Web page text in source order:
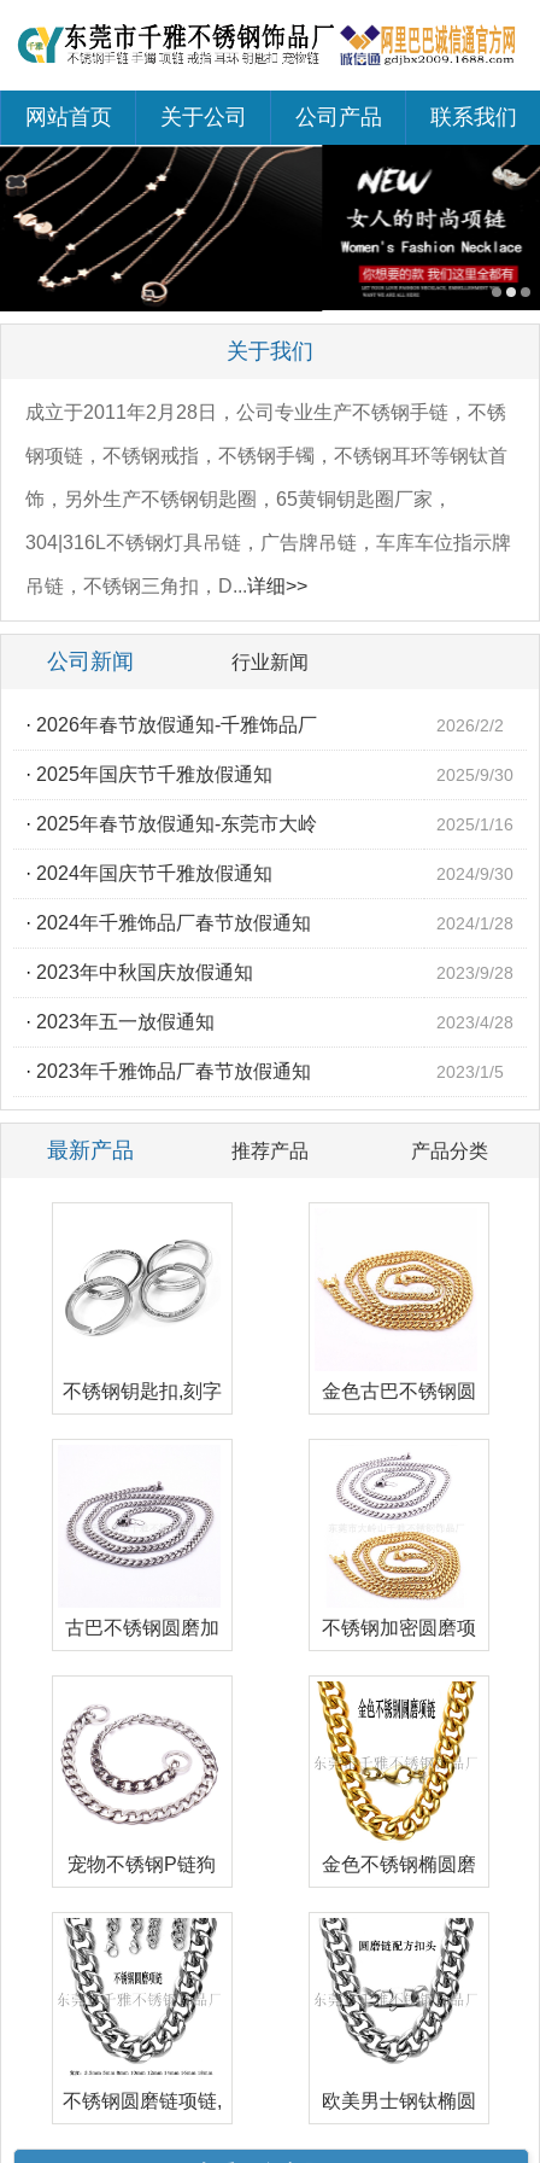
网站首页 关于公司 公司产品 联系我们
关于我们
成立于2011年2月28日，公司专业生产不锈钢手链，不锈
钢项链，不锈钢戒指，不锈钢手镯，不锈钢耳环等钢钛首
饰，另外生产不锈钢钥匙圈，65黄铜钥匙圈厂家，
304|316L不锈钢灯具吊链，广告牌吊链，车库车位指示牌
吊链，不锈钢三角扣，D...详细>>
公司新闻 行业新闻
· 2026年春节放假通知-千雅饰品厂 2026/2/2
· 2025年国庆节千雅放假通知 2025/9/30
· 2025年春节放假通知-东莞市大岭 2025/1/16
· 2024年国庆节千雅放假通知 2024/9/30
· 2024年千雅饰品厂春节放假通知 2024/1/28
· 2023年中秋国庆放假通知 2023/9/28
· 2023年五一放假通知 2023/4/28
· 2023年千雅饰品厂春节放假通知 2023/1/5
最新产品 推荐产品 产品分类
不锈钢钥匙扣,刻字
金色古巴不锈钢圆
古巴不锈钢圆磨加
不锈钢加密圆磨项
宠物不锈钢P链狗
金色不锈钢椭圆磨
不锈钢圆磨链项链,
欧美男士钢钛椭圆